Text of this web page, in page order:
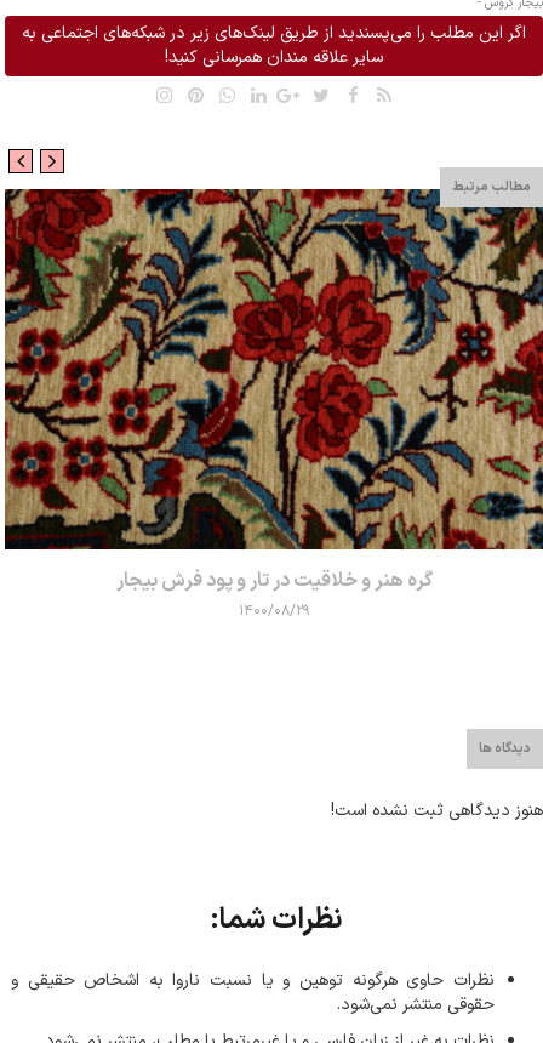
اگر این مطلب را می‌پسندید از طریق لینک‌های زیر در شبکه‌های اجتماعی به
سایر علاقه مندان همرسانی کنید!
مطالب مرتبط
گره‌ هنر و خلاقیت در تار و پود فرش بیجار
۱۴۰۰/۰۸/۲۹
دیدگاه ها
هنوز دیدگاهی ثبت نشده است!
نظرات شما:
نظرات حاوی هرگونه توهین و یا نسبت ناروا به اشخاص حقیقی و
حقوقی منتشر نمی‌شود.